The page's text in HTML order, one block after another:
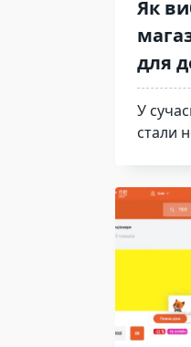
Як
для
У
стали